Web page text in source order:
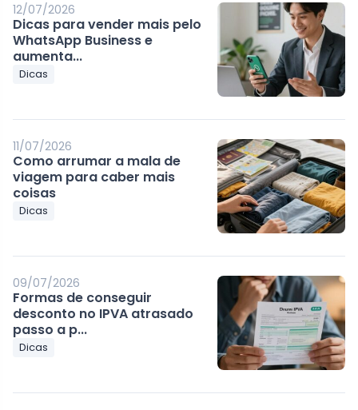
12/07/2026
Dicas para vender mais pelo
WhatsApp Business e
aumenta...
Dicas
11/07/2026
Como arrumar a mala de
viagem para caber mais
coisas
Dicas
09/07/2026
Formas de conseguir
desconto no IPVA atrasado
passo a p...
Dicas